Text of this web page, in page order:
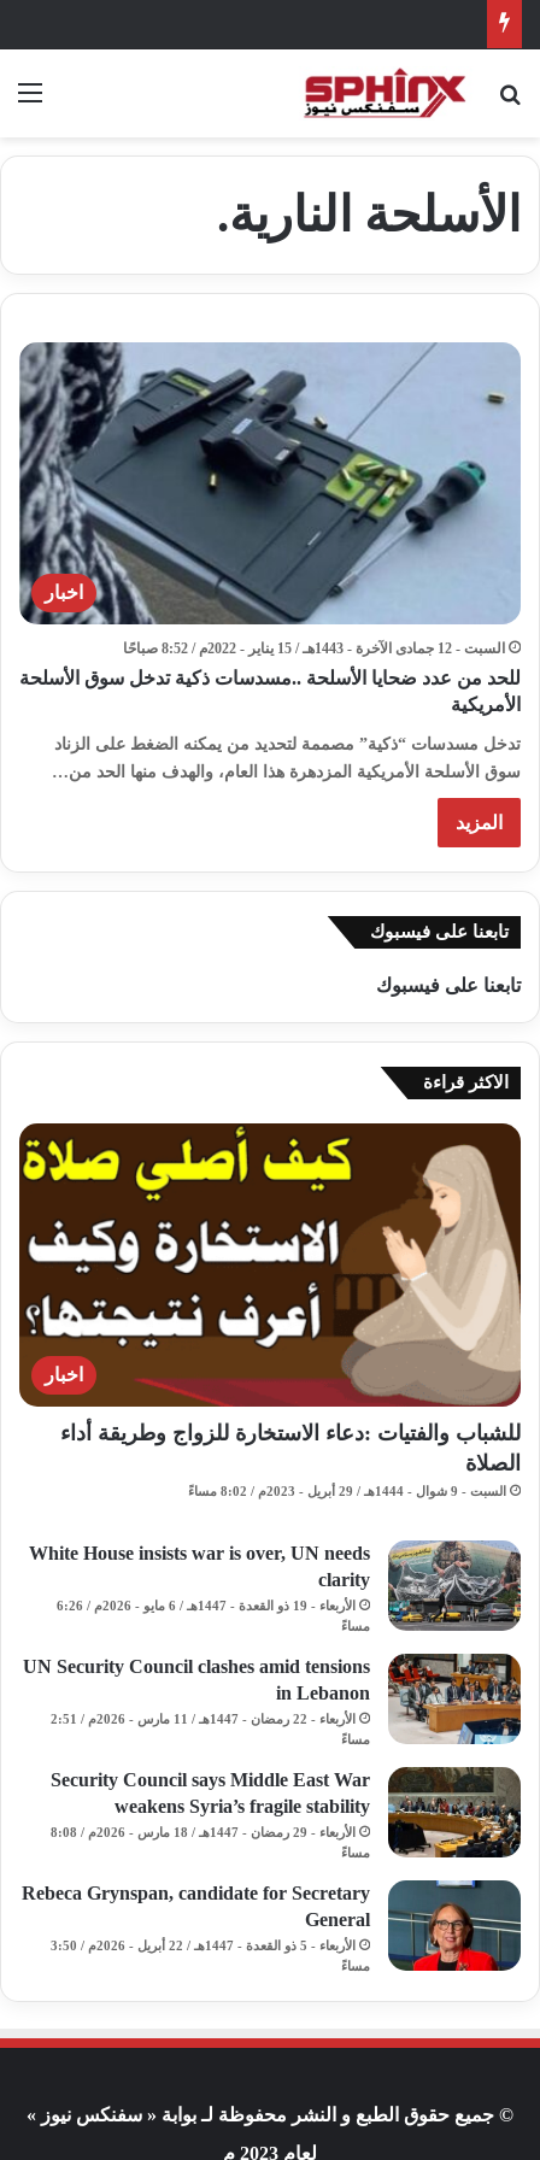
بحث عن
الأسلحة النارية.
اخبار
السبت - 12 جمادى الآخرة - 1443هـ / 15 يناير - 2022م / 8:52 صباحًا
للحد من عدد ضحايا الأسلحة ..مسدسات ذكية تدخل سوق الأسلحة
الأمريكية
تدخل مسدسات “ذكية” مصممة لتحديد من يمكنه الضغط على الزناد
سوق الأسلحة الأمريكية المزدهرة هذا العام، والهدف منها الحد من…
المزيد
تابعنا على فيسبوك
تابعنا على فيسبوك
الاكثر قراءة
اخبار
للشباب والفتيات :دعاء الاستخارة للزواج وطريقة أداء
الصلاة
السبت - 9 شوال - 1444هـ / 29 أبريل - 2023م / 8:02 مساءً
White House insists war is over, UN needs
clarity
الأربعاء - 19 ذو القعدة - 1447هـ / 6 مايو - 2026م / 6:26
مساءً
UN Security Council clashes amid tensions
in Lebanon
الأربعاء - 22 رمضان - 1447هـ / 11 مارس - 2026م / 2:51
مساءً
Security Council says Middle East War
weakens Syria’s fragile stability
الأربعاء - 29 رمضان - 1447هـ / 18 مارس - 2026م / 8:08
مساءً
Rebeca Grynspan, candidate for Secretary
General
الأربعاء - 5 ذو القعدة - 1447هـ / 22 أبريل - 2026م / 3:50
مساءً
© جميع حقوق الطبع و النشر محفوظة لـ بوابة « سفنكس نيوز »
لعام 2023 م